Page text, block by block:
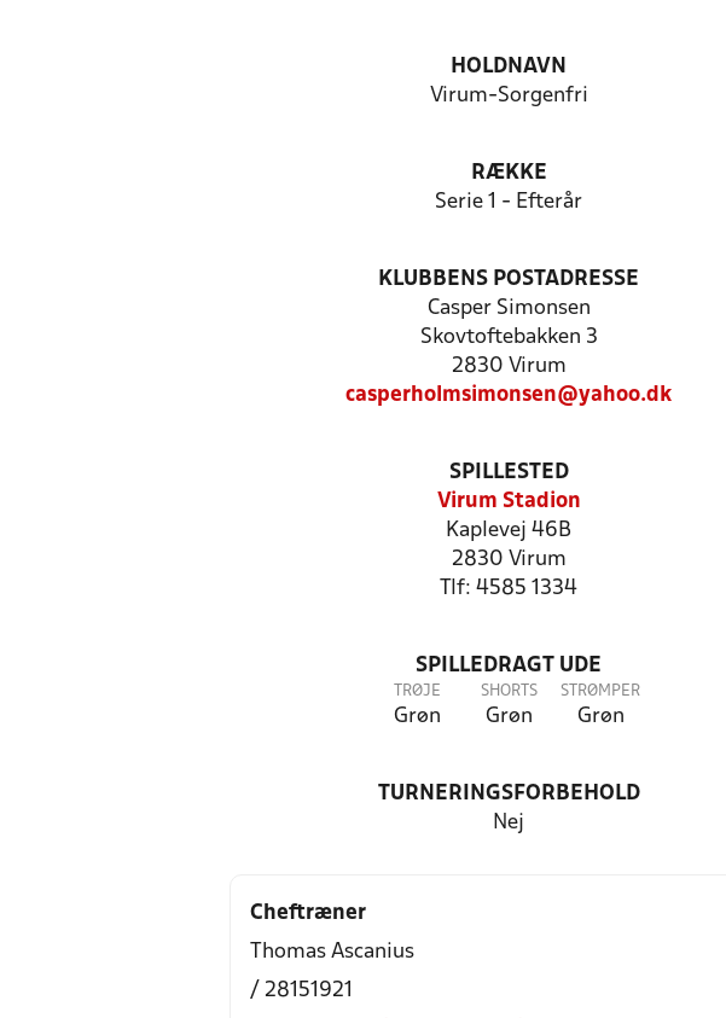
HOLDNAVN
Virum-Sorgenfri
RÆKKE
Serie 1 - Efterår
KLUBBENS POSTADRESSE
Casper Simonsen
Skovtoftebakken 3
2830 Virum
casperholmsimonsen@yahoo.dk
SPILLESTED
Virum Stadion
Kaplevej 46B
2830 Virum
Tlf: 4585 1334
SPILLEDRAGT UDE
TRØJE
Grøn
SHORTS
Grøn
STRØMPER
Grøn
TURNERINGSFORBEHOLD
Nej
Cheftræner
Thomas Ascanius
/ 28151921